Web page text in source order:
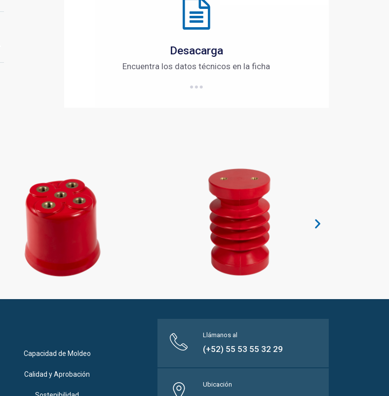
Desacarga
Encuentra los datos técnicos en la ficha
Capacidad de Moldeo
Calidad y Aprobación
Llámanos al
(+52) 55 53 55 32 29
Ubicación